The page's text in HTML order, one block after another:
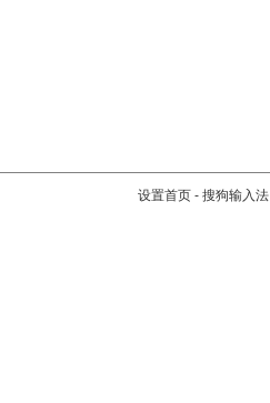
设置首页 - 搜狗输入法